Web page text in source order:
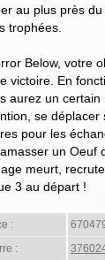
au plus près
trophées.
Below, votre
victoire. En
aurez un
se
pour les
un Oeuf
meurt,
3 au départ !
:
: